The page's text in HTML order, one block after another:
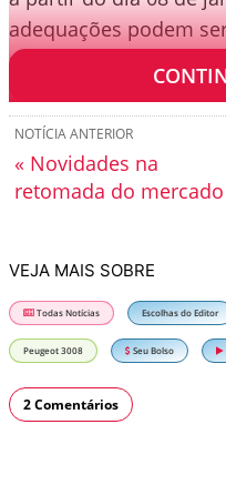
adequações podem
segunda à sexta-feira.
NOTÍCIA ANTERIOR
« Novidades na
retomada do mercado
VEJA MAIS SOBRE
Todas Notícias Escolhas do Editor
Peugeot 3008 Seu Bolso
2 Comentários